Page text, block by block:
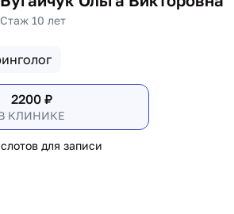
Стаж 10 лет
2200₽
КЛИНИКЕ
для записи